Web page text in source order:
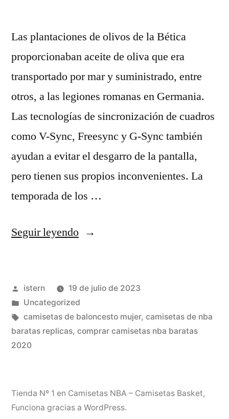
Las plantaciones de olivos de la Bética
proporcionaban aceite de oliva que era
transportado por mar y suministrado, entre
otros, a las legiones romanas en Germania.
Las tecnologías de sincronización de cuadros
como V-Sync, Freesync y G-Sync también
ayudan a evitar el desgarro de la pantalla,
pero tienen sus propios inconvenientes. La
temporada de los …
Seguir leyendo«camisetas
contrareembolso»
Publicado
por
istern
19 de julio de 2023
Publicado
en
Uncategorized
Etiquetas:
camisetas de baloncesto mujer, camisetas de nba
baratas replicas, comprar camisetas nba baratas
2020
Tienda Nº 1 en Camisetas NBA – Camisetas Basket,
Funciona gracias a WordPress.